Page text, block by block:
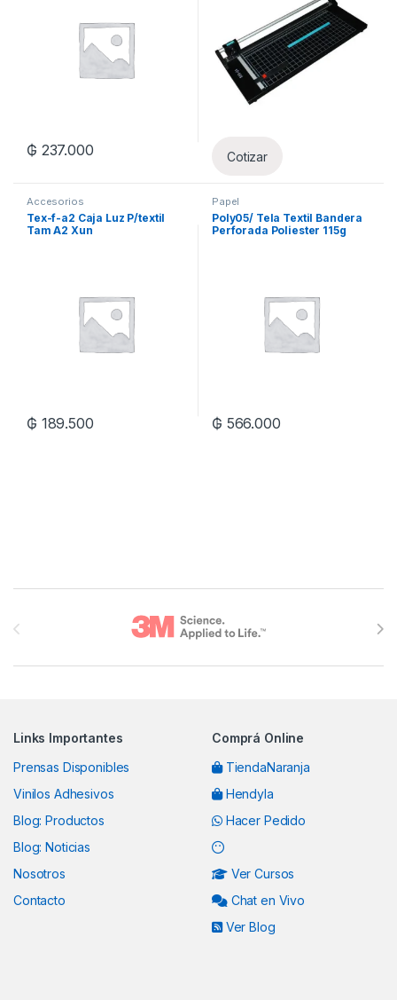
₲ 237.000 Cotizar
Accesorios
Tex-f-a2 Caja Luz P/textil
Tam A2 Xun
₲ 189.500
Papel
Poly05/ Tela Textil Bandera
Perforada Poliester 115g
₲ 566.000
Links Importantes
Prensas Disponibles
Vinilos Adhesivos
Blog: Productos
Blog: Noticias
Nosotros
Contacto
Comprá Online
TiendaNaranja
Hendyla
Hacer Pedido
Ver Cursos
Chat en Vivo
Ver Blog